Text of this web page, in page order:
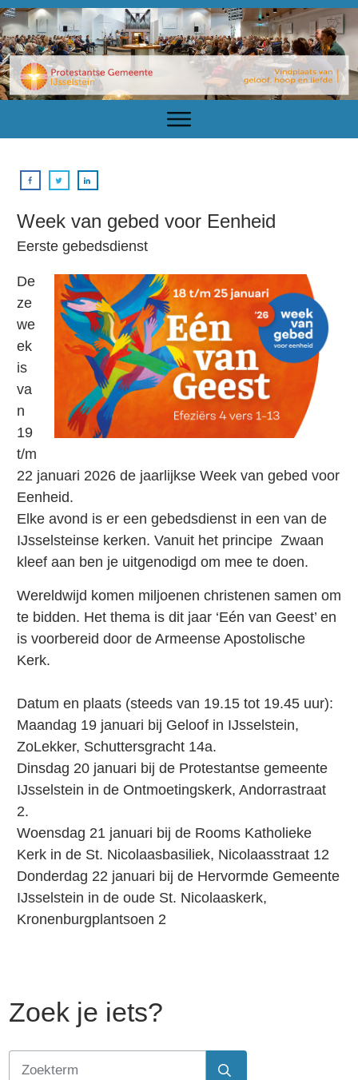
Week van gebed voor Eenheid
Eerste gebedsdienst
De
ze
we
ek
is
va
n
19
t/m
22 januari 2026 de jaarlijkse Week van gebed voor
Eenheid.
Elke avond is er een gebedsdienst in een van de
IJsselsteinse kerken. Vanuit het principe Zwaan
kleef aan ben je uitgenodigd om mee te doen.
Wereldwijd komen miljoenen christenen samen om
te bidden. Het thema is dit jaar ‘Eén van Geest’ en
is voorbereid door de Armeense Apostolische
Kerk.
Datum en plaats (steeds van 19.15 tot 19.45 uur):
Maandag 19 januari bij Geloof in IJsselstein,
ZoLekker, Schuttersgracht 14a.
Dinsdag 20 januari bij de Protestantse gemeente
IJsselstein in de Ontmoetingskerk, Andorrastraat
2.
Woensdag 21 januari bij de Rooms Katholieke
Kerk in de St. Nicolaasbasiliek, Nicolaasstraat 12
Donderdag 22 januari bij de Hervormde Gemeente
IJsselstein in de oude St. Nicolaaskerk,
Kronenburgplantsoen 2
Zoek je iets?